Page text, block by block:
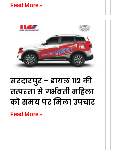
Read More »
सरदारपुर – डायल 112 की
तत्परता से गर्भवती महिला
को समय पर मिला उपचार
Read More »